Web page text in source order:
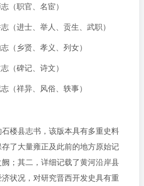
（职官、名宦）
（进士、举人、贡生、武职）
（乡贤、孝义、列女）
（碑记、诗文）
（祥异、风俗、轶事）
楼县志书，该版本具有多重史料
了大量雍正及此前的地方原始记
；其二，详细记载了黄河沿岸县
状况，对研究晋西开发史具有重